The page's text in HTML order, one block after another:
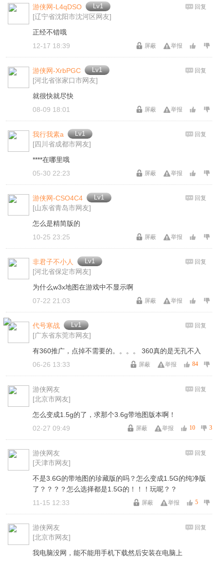
游侠网-L4qDSO Lv1
[辽宁省沈阳市沈河区网友]
回复
正经不错哦
举报
屏蔽
12-17 18:39
游侠网-XrbPGC Lv1
[河北省张家口市网友]
回复
就很快就尽快
举报
屏蔽
08-09 18:01
我行我素a Lv1
[四川省成都市网友]
回复
****在哪里哦
举报
屏蔽
05-30 22:23
游侠网-CSO4C4 Lv1
[山东省青岛市网友]
回复
怎么是精简版的
举报
屏蔽
10-25 23:25
非君子不小人 Lv1
[河北省保定市网友]
回复
为什么w3x地图在游戏中不显示啊
举报
屏蔽
07-22 21:03
代号寒战 Lv1
[广东省东莞市网友]
回复
有360推广，点掉不需要的。。。。 360真的是无孔不入
84
举报
屏蔽
06-26 13:33
游侠网友
[北京市网友]
回复
怎么变成1.5g的了，求那个3.6g带地图版本啊！
3
10
举报
屏蔽
02-27 09:49
游侠网友
[天津市网友]
回复
不是3.6G的带地图的珍藏版的吗？怎么变成1.5G的纯净版
了？？？？怎么选择都是1.5G的！！！玩呢？？
5
举报
屏蔽
11-15 12:33
游侠网友
[北京市网友]
回复
我电脑没网，能不能用手机下载然后安装在电脑上